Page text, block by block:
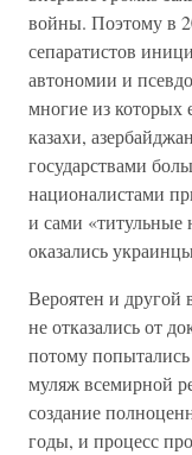
войны. Поэтому в
сепаратистов
автономии и
многие из которых
казахи,
государствами
националистами
и сами «титульные
оказались
Вероятен и другой
не отказались от
потому попытались
муляж всемирной
создание
годы, и процесс